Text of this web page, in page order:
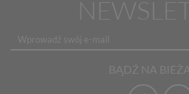
BĄDŹ NA